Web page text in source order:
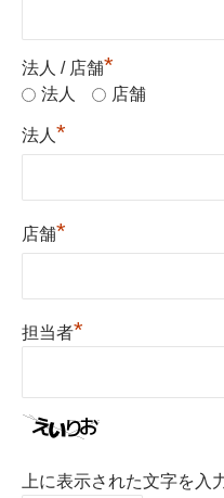
法人 / 店舗*
法人 店舗
法人 *
店舗*
担当者*
上に表示された文字を入